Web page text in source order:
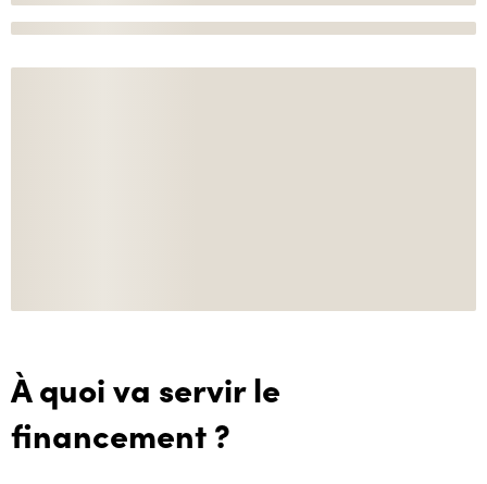
À quoi va servir le
financement ?